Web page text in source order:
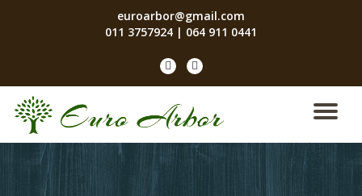
euroarbor@gmail.com
011 3757924 | 064 911 0441
fa-
fa-